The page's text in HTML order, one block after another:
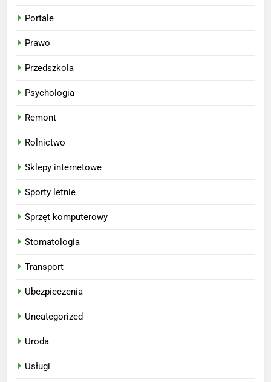
Portale
Prawo
Przedszkola
Psychologia
Remont
Rolnictwo
Sklepy internetowe
Sporty letnie
Sprzęt komputerowy
Stomatologia
Transport
Ubezpieczenia
Uncategorized
Uroda
Usługi